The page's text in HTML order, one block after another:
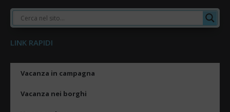
LINK RAPIDI
Vacanza in campagna
Vacanza nei borghi